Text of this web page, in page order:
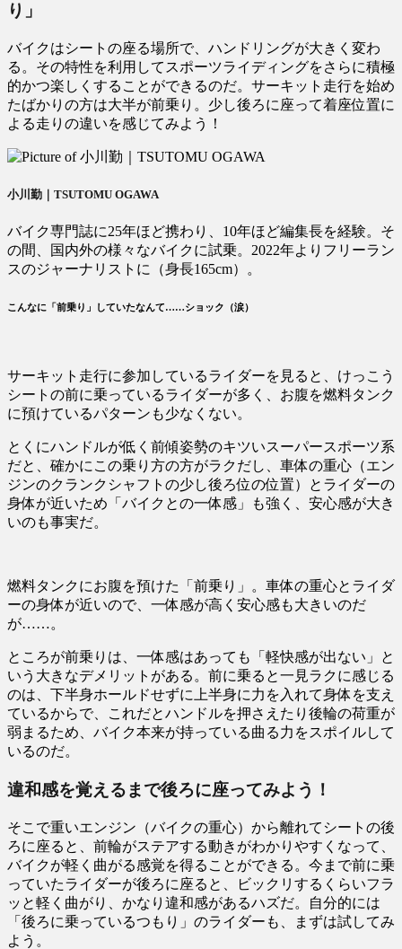
り」
バイクはシートの座る場所で、ハンドリングが大きく変わ
る。その特性を利用してスポーツライディングをさらに積極
的かつ楽しくすることができるのだ。サーキット走行を始め
たばかりの方は大半が前乗り。少し後ろに座って着座位置に
よる走りの違いを感じてみよう！
小川勤｜TSUTOMU OGAWA
バイク専門誌に25年ほど携わり、10年ほど編集長を経験。そ
の間、国内外の様々なバイクに試乗。2022年よりフリーラン
スのジャーナリストに（身長165cm）。
こんなに「前乗り」していたなんて……ショック（涙）
サーキット走行に参加しているライダーを見ると、けっこう
シートの前に乗っているライダーが多く、お腹を燃料タンク
に預けているパターンも少なくない。
とくにハンドルが低く前傾姿勢のキツいスーパースポーツ系
だと、確かにこの乗り方の方がラクだし、車体の重心（エン
ジンのクランクシャフトの少し後ろ位の位置）とライダーの
身体が近いため「バイクとの一体感」も強く、安心感が大き
いのも事実だ。
燃料タンクにお腹を預けた「前乗り」。車体の重心とライダ
ーの身体が近いので、一体感が高く安心感も大きいのだ
が……。
ところが前乗りは、一体感はあっても「軽快感が出ない」と
いう大きなデメリットがある。前に乗ると一見ラクに感じる
のは、下半身ホールドせずに上半身に力を入れて身体を支え
ているからで、これだとハンドルを押さえたり後輪の荷重が
弱まるため、バイク本来が持っている曲る力をスポイルして
いるのだ。
違和感を覚えるまで後ろに座ってみよう！
そこで重いエンジン（バイクの重心）から離れてシートの後
ろに座ると、前輪がステアする動きがわかりやすくなって、
バイクが軽く曲がる感覚を得ることができる。今まで前に乗
っていたライダーが後ろに座ると、ビックリするくらいフラ
ッと軽く曲がり、かなり違和感があるハズだ。自分的には
「後ろに乗っているつもり」のライダーも、まずは試してみ
よう。